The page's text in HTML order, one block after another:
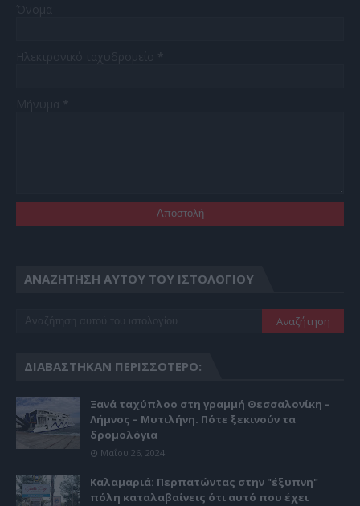
ΑΝΑΖΉΤΗΣΗ ΑΥΤΟΎ ΤΟΥ ΙΣΤΟΛΟΓΊΟΥ
ΔΙΑΒΆΣΤΗΚΑΝ ΠΕΡΙΣΣΌΤΕΡΟ:
Ξανά ταχύπλοο στη γραμμή Θεσσαλονίκη –
Λήμνος – Μυτιλήνη. Πότε ξεκινούν τα
δρομολόγια
Μαΐου 26, 2024
Καλαμαριά: Περπατώντας στην "έξυπνη"
πόλη καταλαβαίνεις ότι αυτό που έχει